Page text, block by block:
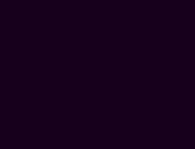
Sowohl mit Blick auf
auf ihre hohe
jedem unserer
wir daher nur die
um für langlebige
zu sorgen. Und das